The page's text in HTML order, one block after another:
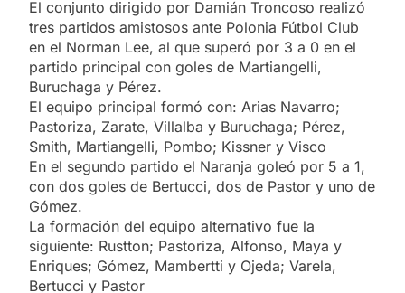
El conjunto dirigido por Damián Troncoso realizó
tres partidos amistosos ante Polonia Fútbol Club
en el Norman Lee, al que superó por 3 a 0 en el
partido principal con goles de Martiangelli,
Buruchaga y Pérez.
El equipo principal formó con: Arias Navarro;
Pastoriza, Zarate, Villalba y Buruchaga; Pérez,
Smith, Martiangelli, Pombo; Kissner y Visco
En el segundo partido el Naranja goleó por 5 a 1,
con dos goles de Bertucci, dos de Pastor y uno de
Gómez.
La formación del equipo alternativo fue la
siguiente: Rustton; Pastoriza, Alfonso, Maya y
Enriques; Gómez, Mambertti y Ojeda; Varela,
Bertucci y Pastor